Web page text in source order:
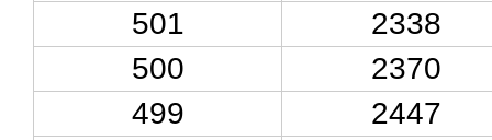
501
2338
500
2370
499
2447